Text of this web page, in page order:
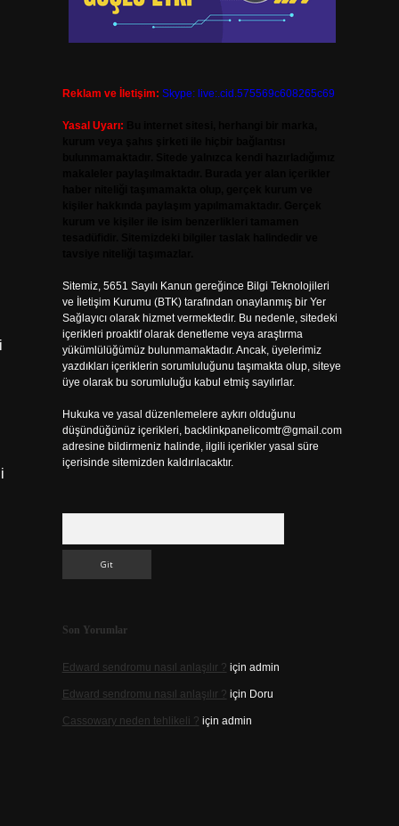
Reklam ve İletişim: Skype: live:.cid.575569c608265c69
Yasal Uyarı:
Sitemiz, 5651 Sayılı Kanun gereğince Bilgi Teknolojileri
ve İletişim Kurumu (BTK) tarafından onaylanmış bir Yer
Sağlayıcı olarak hizmet vermektedir. Bu nedenle, sitedeki
içerikleri proaktif olarak denetleme veya araştırma
yükümlülüğümüz bulunmamaktadır. Ancak, üyelerimiz
yazdıkları içeriklerin sorumluluğunu taşımakta olup, siteye
üye olarak bu sorumluluğu kabul etmiş sayılırlar.
Hukuka ve yasal düzenlemelere aykırı olduğunu
düşündüğünüz içerikleri, backlinkpanelicomtr@gmail.com
adresine bildirmeniz halinde, ilgili içerikler yasal süre
içerisinde sitemizden kaldırılacaktır.
Son Yorumlar
Edward sendromu nasıl anlaşılır ? için admin
Edward sendromu nasıl anlaşılır ? için Doru
Cassowary neden tehlikeli ? için admin